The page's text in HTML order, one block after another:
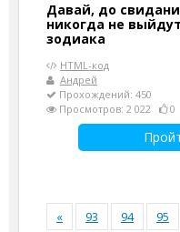
Давай, до
никогда не
зодиака
HTML-код
Андрей
Прохождений: 450
Просмотров: 2 022
0
« 93 94 95